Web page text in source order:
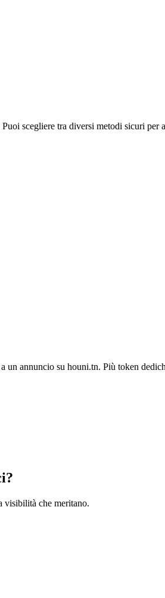
scegliere tra diversi metodi sicuri per
un annuncio su houni.tn. Più token
che meritano.